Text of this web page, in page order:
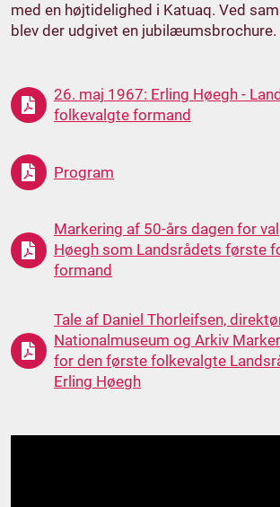
med en højtidelighed i Katuaq. Ved
blev der udgivet en jubilæumsbrochure.
26. maj 1967: Erling Høegh -
folkevalgte formand
Program
Markering af 50-års dagen for
Høegh som Landsrådets første
formand
Tale af Daniel Thorleifsen,
Nationalmuseum og Arkiv
for den første folkevalgte
Erling Høegh